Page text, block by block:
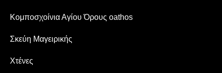
Κομποσχοίνια Αγίου Όρους oathos
Σκεύη Μαγειρικής
Χτένες